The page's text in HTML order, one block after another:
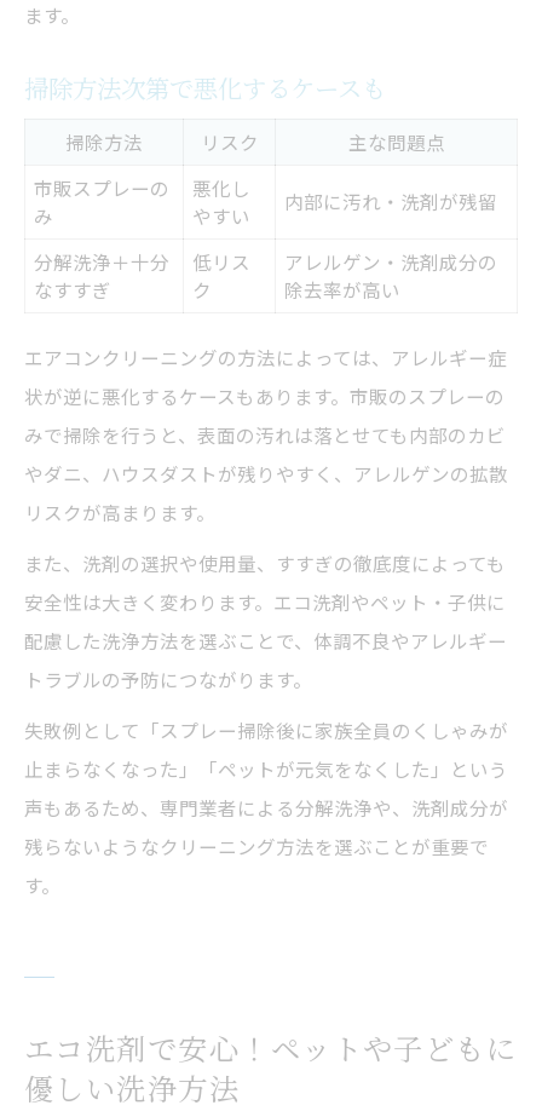
ます。
掃除方法次第で悪化するケースも
掃除方法 リスク
主な問題点
市販スプレーの
み
悪化し
やすい
内部に汚れ・洗剤が残留
分解洗浄＋十分
なすすぎ
低リス
ク
アレルゲン・洗剤成分の
除去率が高い
エアコンクリーニングの方法によっては、アレルギー症
状が逆に悪化するケースもあります。市販のスプレーの
みで掃除を行うと、表面の汚れは落とせても内部のカビ
やダニ、ハウスダストが残りやすく、アレルゲンの拡散
リスクが高まります。
また、洗剤の選択や使用量、すすぎの徹底度によっても
安全性は大きく変わります。エコ洗剤やペット・子供に
配慮した洗浄方法を選ぶことで、体調不良やアレルギー
トラブルの予防につながります。
失敗例として「スプレー掃除後に家族全員のくしゃみが
止まらなくなった」「ペットが元気をなくした」という
声もあるため、専門業者による分解洗浄や、洗剤成分が
残らないようなクリーニング方法を選ぶことが重要で
す。
エコ洗剤で安心！ペットや子どもに
優しい洗浄方法